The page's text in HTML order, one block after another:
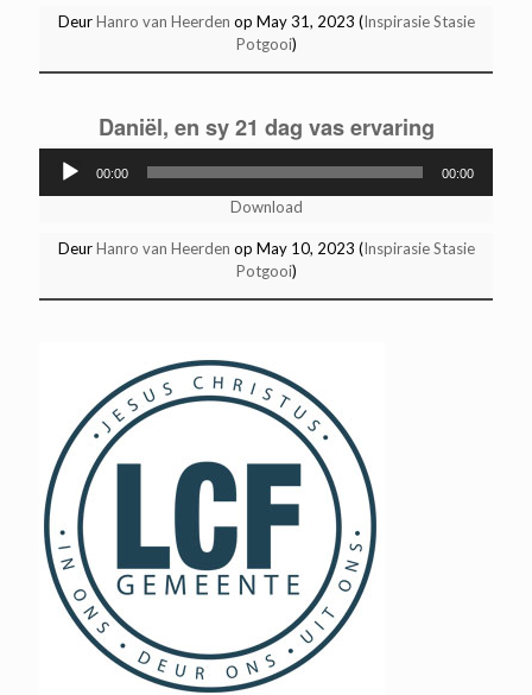
DeurHanro van Heerden op May 31, 2023 (Inspirasie Stasie
Potgooi)
Daniël, en sy 21 dag vas ervaring
Player
00:00 00:00
Download
DeurHanro van Heerden op May 10, 2023 (Inspirasie Stasie
Potgooi)